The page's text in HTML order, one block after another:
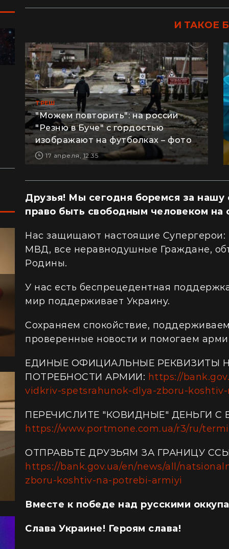
ПУТЕШЕСТВИЯ
"Я почувствовал, как трясется земля":
перед сотнями туристов в ущелье упали
валуны (видео)
Жизнь на круизном лайнере: сколько
стоит купить каюту и жить в море
И ТАКОЕ
ТРЕШ
"Можем повторить": на россии
"Резню в Буче" с гордостью
изображают на футболках – фото
17 апреля, 12:35
Друзья! Мы сегодня боремся за нашу
право быть свободным человеком на
Нас защищают настоящие Супергерои:
МВД, все неравнодушные Граждане,
Родины.
У нас есть беспрецедентная
мир поддерживает Украину.
Сохраняем спокойствие,
проверенные новости и помогаем
ЕДИНЫЕ ОФИЦИАЛЬНЫЕ РЕКВИЗИТЫ
ПОТРЕБНОСТИ АРМИИ: https://
vidkriv-spetsrahunok-dlya-zboru-
ПЕРЕЧИСЛИТЕ "КОВИДНЫЕ" ДЕНЬГИ
https://www.portmone.com.ua/r3/ru/
ОТПРАВЬТЕ ДРУЗЬЯМ ЗА ГРАНИЦУ
https://bank.gov.ua/en/news/all/
zboru-koshtiv-na-potrebi-armiyi
Вместе к победе над русскими
Слава Украине! Героям слава!